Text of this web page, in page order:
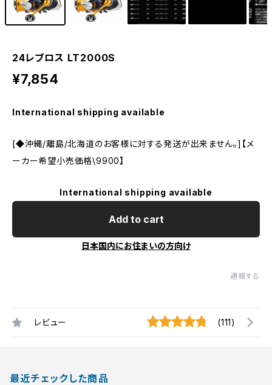
24レブロス LT2000S
¥7,854
International shipping available
[◆沖縄/離島/北海道のお客様に対する発送が出来ません。]【メ
ーカー希望小売価格\9900】
International shipping available
Add to cart
日本国内にお住まいの方向け
通報する
レビュー (111)
最近チェックした商品